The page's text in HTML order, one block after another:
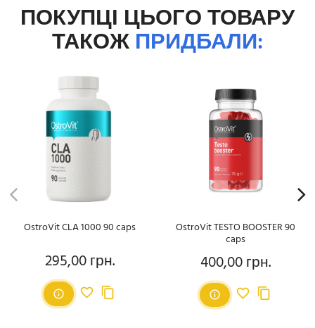
ПОКУПЦІ ЦЬОГО ТОВАРУ
ТАКОЖ ПРИДБАЛИ:
OstroVit CLA 1000 90 caps
Ціна
295,00 грн.
OstroVit TESTO BOOSTER 90
caps
Ціна
400,00 грн.